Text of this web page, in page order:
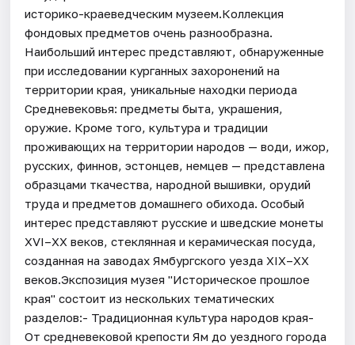
историко-краеведческим музеем.Коллекция
фондовых предметов очень разнообразна.
Наибольший интерес представляют, обнаруженные
при исследовании курганных захоронений на
территории края, уникальные находки периода
Средневековья: предметы быта, украшения,
оружие. Кроме того, культура и традиции
проживающих на территории народов — води, ижор,
русских, финнов, эстонцев, немцев — представлена
образцами ткачества, народной вышивки, орудий
труда и предметов домашнего обихода. Особый
интерес представляют русские и шведские монеты
XVI–XX веков, стеклянная и керамическая посуда,
созданная на заводах Ямбургского уезда XIX–XX
веков.Экспозиция музея "Историческое прошлое
края" состоит из нескольких тематических
разделов:- Традиционная культура народов края-
От средневековой крепости Ям до уездного города